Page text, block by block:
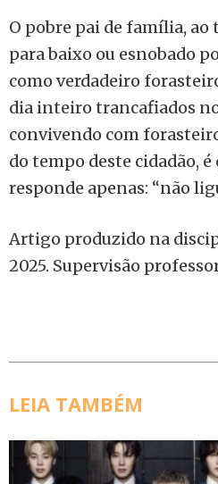
O pobre pai de família,
para baixo ou esnobado
como verdadeiro
dia inteiro trancafiados
convivendo com
do tempo deste cidadão,
responde apenas: “não
Artigo produzido na
2025. Supervisão
LEIA TAMBÉM